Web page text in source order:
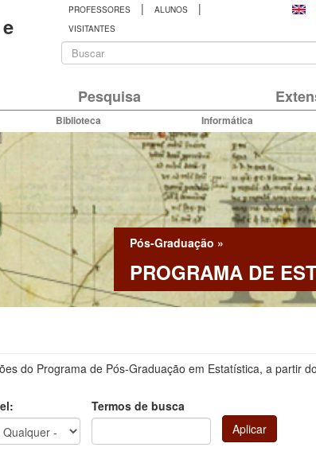
PROFESSORES | ALUNOS |
VISITANTES
Formulário
busca
Pesquisa
Biblioteca Informática
Pós-Graduação »
PROGRAMA DE
do Programa de Pós-Graduação em Estatística, a partir
Termos de busca
Aplicar